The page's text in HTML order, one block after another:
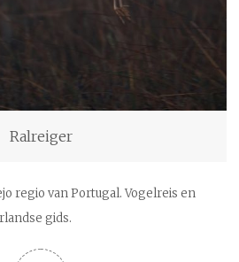
Ralreiger
regio van Portugal. Vogelreis en
gids.